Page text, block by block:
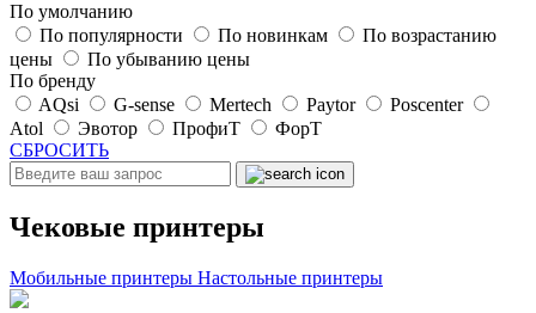
По умолчанию
По популярности
По новинкам
По возрастанию
цены
По убыванию цены
По бренду
AQsi
G-sense Mertech Paytor
Poscenter
Atol
Эвотор ПрофиТ
ФорТ
СБРОСИТЬ
Чековые принтеры
Мобильные принтеры Настольные принтеры